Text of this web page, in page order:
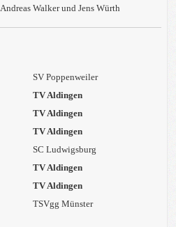
Andreas Walker und Jens Würth
SV Poppenweiler
TV Aldingen
TV Aldingen
TV Aldingen
SC Ludwigsburg
TV Aldingen
TV Aldingen
TSVgg Münster